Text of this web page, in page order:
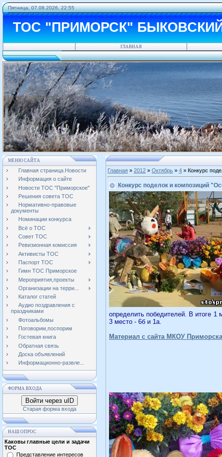
Пятница, 07.08.2026, 22:55
ТОС "ПРИМОРСК"
ГЛАВНАЯ
МЕНЮ САЙТА
Главная страница.Новости
Информация о сайте
Новости ТОС "Приморское"
Решения совета ТОС
Нормативно-правовые
документы
Номинации конкурса
Всё о ТОС
Совет ТОС
Ревизионная комиссия
Активисты ТОС
Паспорт ТОС
Гимн ТОС Приморское
Мероприятия,проекты
Организации на терри...
Каталог статей
Аудио поздравления с
праздниками
Фотоальбомы
Поговорим,поспорим
Гостевая книга
Обратная связь
Доска объявлений
Информационно-развле...
ФОРМА ВХОДА
Войти через uID
Старая форма входа
НАШ ОПРОС
Каковы главные цели и задачи
ТОС
Представление интересов
Главная » 2012 » Октябрь » 4 » Конкурс
Конкурс поделок и композиций
определить победителей. В итоге 1
3 место - 6б и 1а.
Материал с сайта МКОУ